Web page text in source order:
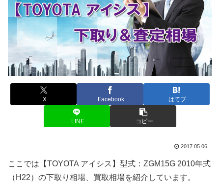
X Facebook はてブ
LINE コピー
2017.05.06
ここでは【TOYOTA アイシス】型式：ZGM15G 2010年式
（H22）の下取り相場、買取相場を紹介しています。